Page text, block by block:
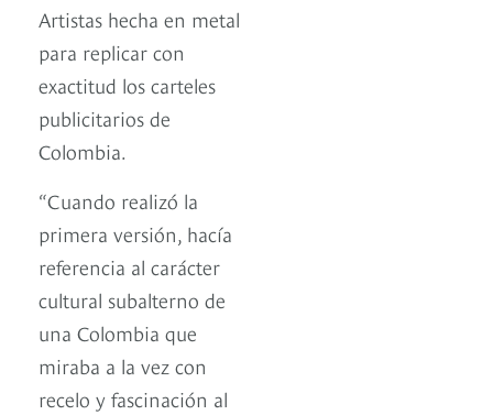
Artistas hecha en metal
para replicar con
exactitud los carteles
publicitarios de
Colombia.
“Cuando realizó la
primera versión, hacía
referencia al carácter
cultural subalterno de
una Colombia que
miraba a la vez con
recelo y fascinación al